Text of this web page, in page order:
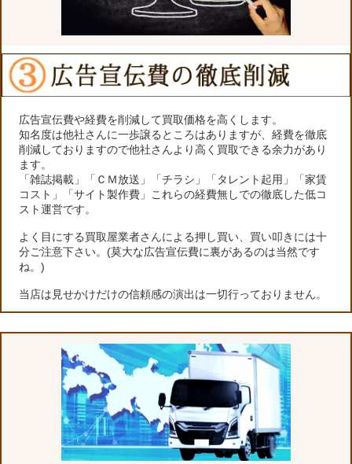
広告宣伝費や経費を削減して買取価格を高くします。
知名度は他社さんに一歩譲るところはありますが、経費を徹底
削減しておりますので他社さんより高く買取できる余力があり
ます。
「雑誌掲載」「ＣＭ放送」「チラシ」「タレント起用」「家賃
コスト」「サイト製作費」これらの経費無しでの徹底した低コ
スト運営です。
よく目にする買取屋業者さんによる押し買い、買い叩きには十
分ご注意下さい。(莫大な広告宣伝費に裏があるのは当然です
ね。)
当店は見せかけだけの信頼感の演出は一切行っておりません。